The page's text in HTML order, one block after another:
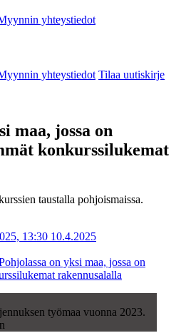
yhteystiedot
yhteystiedot Tilaa uutiskirje
maa, jossa on
konkurssilukemat
taustalla pohjoismaissa.
13:30 10.4.2025
on yksi maa, jossa on
rakennusalalla
työmaa vuonna 2023.